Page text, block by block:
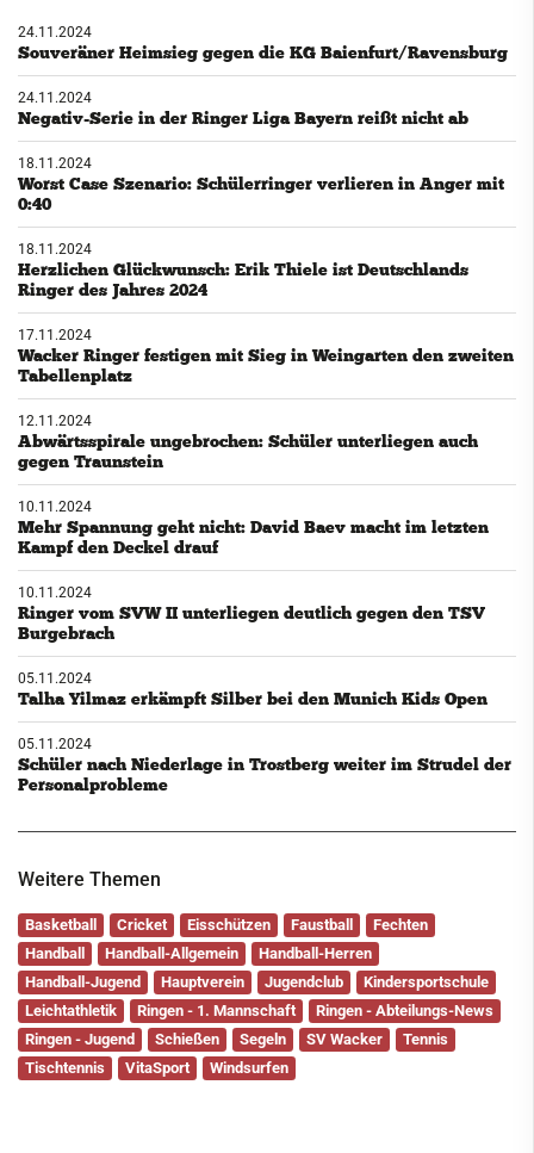
24.11.2024
Souveräner Heimsieg gegen die KG Baienfurt/Ravensburg
24.11.2024
Negativ-Serie in der Ringer Liga Bayern reißt nicht ab
18.11.2024
Worst Case Szenario: Schülerringer verlieren in Anger mit
0:40
18.11.2024
Herzlichen Glückwunsch: Erik Thiele ist Deutschlands
Ringer des Jahres 2024
17.11.2024
Wacker Ringer festigen mit Sieg in Weingarten den zweiten
Tabellenplatz
12.11.2024
Abwärtsspirale ungebrochen: Schüler unterliegen auch
gegen Traunstein
10.11.2024
Mehr Spannung geht nicht: David Baev macht im letzten
Kampf den Deckel drauf
10.11.2024
Ringer vom SVW II unterliegen deutlich gegen den TSV
Burgebrach
05.11.2024
Talha Yilmaz erkämpft Silber bei den Munich Kids Open
05.11.2024
Schüler nach Niederlage in Trostberg weiter im Strudel der
Personalprobleme
Weitere Themen
Basketball Cricket Eisschützen Faustball
Fechten
Handball
Handball-Allgemein
Handball-Herren
Handball-Jugend
Hauptverein Jugendclub
Kindersportschule
Leichtathletik
Ringen - 1. Mannschaft
Ringen - Abteilungs-News
Ringen - Jugend
Schießen Segeln SV Wacker
Tennis
Tischtennis
VitaSport Windsurfen